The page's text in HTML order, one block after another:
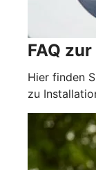
FAQ
Hier finden
zu